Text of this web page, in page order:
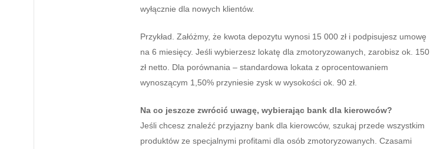
wyłącznie dla nowych klientów.
Przykład. Załóżmy, że kwota depozytu wynosi 15 000 zł i podpisujesz umowę
na 6 miesięcy. Jeśli wybierzesz lokatę dla zmotoryzowanych, zarobisz ok. 150
zł netto. Dla porównania – standardowa lokata z oprocentowaniem
wynoszącym 1,50% przyniesie zysk w wysokości ok. 90 zł.
Na co jeszcze zwrócić uwagę, wybierając bank dla kierowców?
Jeśli chcesz znaleźć przyjazny bank dla kierowców, szukaj przede wszystkim
produktów ze specjalnymi profitami dla osób zmotoryzowanych. Czasami